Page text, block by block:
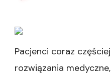
Pacjenci coraz
rozwiązania